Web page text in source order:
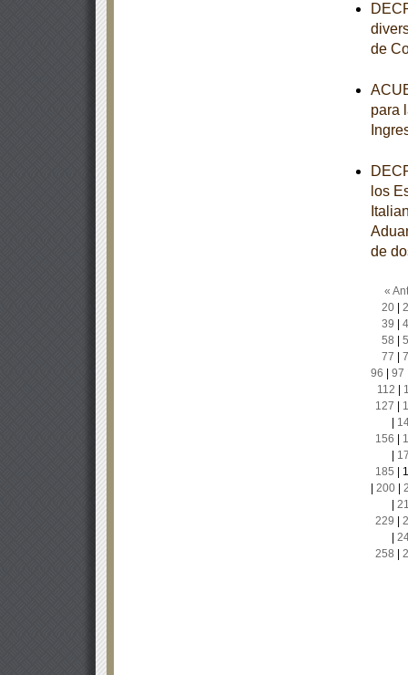
de
para
los
de
«
20|
39
58
77
96
97
112
127
156
185
200|
229
258